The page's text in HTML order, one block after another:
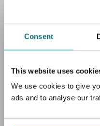
Consent
This website uses
We use cookies to give
ads and to analyse our
Bokmål (1)
opptil 80 % rabatt på bøker og
Gratis medlemsblad
Du mottar klubbens
av hovedboken, intervjuer og
Få